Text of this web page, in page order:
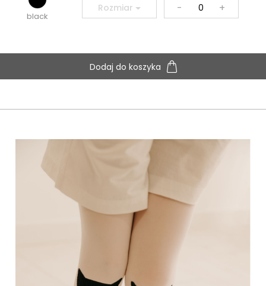
black
Rozmiar - +
Dodaj do koszyka